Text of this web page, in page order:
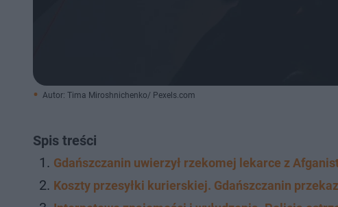
Autor: Tima Miroshnichenko/ Pexels.com
Spis treści
Gdańszczanin uwierzył rzekomej lekarce z
Koszty przesyłki kurierskiej. Gdańszczanin